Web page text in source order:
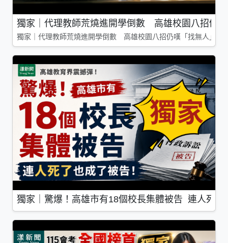
獨家｜代理教師荒燒進開學倒數 高雄校園八招仍
獨家｜代理教師荒燒進開學倒數 高雄校園八招仍嘆「找無人」
獨家｜驚爆！高雄市有18個校長集體被告 連人死了